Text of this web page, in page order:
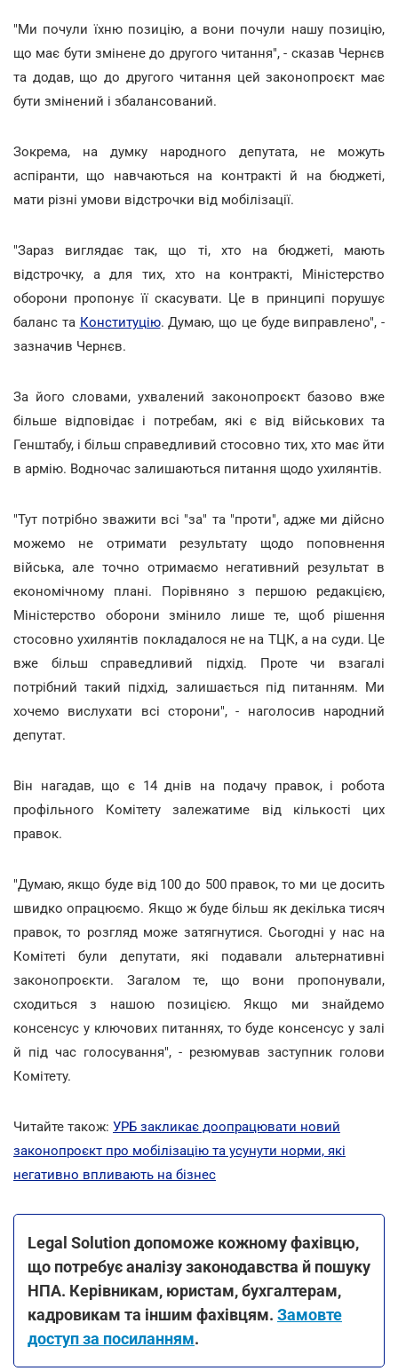
"Ми почули їхню позицію, а вони почули нашу позицію,
що має бути змінене до другого читання", - сказав Чернєв
та додав, що до другого читання цей законопроєкт має
бути змінений і збалансований.
Зокрема, на думку народного депутата, не можуть
аспіранти, що навчаються на контракті й на бюджеті,
мати різні умови відстрочки від мобілізації.
"Зараз виглядає так, що ті, хто на бюджеті, мають
відстрочку, а для тих, хто на контракті, Міністерство
оборони пропонує її скасувати. Це в принципі порушує
баланс та Конституцію. Думаю, що це буде виправлено", -
зазначив Чернєв.
За його словами, ухвалений законопроєкт базово вже
більше відповідає і потребам, які є від військових та
Генштабу, і більш справедливий стосовно тих, хто має йти
в армію. Водночас залишаються питання щодо ухилянтів.
"Тут потрібно зважити всі "за" та "проти", адже ми дійсно
можемо не отримати результату щодо поповнення
війська, але точно отримаємо негативний результат в
економічному плані. Порівняно з першою редакцією,
Міністерство оборони змінило лише те, щоб рішення
стосовно ухилянтів покладалося не на ТЦК, а на суди. Це
вже більш справедливий підхід. Проте чи взагалі
потрібний такий підхід, залишається під питанням. Ми
хочемо вислухати всі сторони", - наголосив народний
депутат.
Він нагадав, що є 14 днів на подачу правок, і робота
профільного Комітету залежатиме від кількості цих
правок.
"Думаю, якщо буде від 100 до 500 правок, то ми це досить
швидко опрацюємо. Якщо ж буде більш як декілька тисяч
правок, то розгляд може затягнутися. Сьогодні у нас на
Комітеті були депутати, які подавали альтернативні
законопроєкти. Загалом те, що вони пропонували,
сходиться з нашою позицією. Якщо ми знайдемо
консенсус у ключових питаннях, то буде консенсус у залі
й під час голосування", - резюмував заступник голови
Комітету.
Читайте також: УРБ закликає доопрацювати новий
законопроєкт про мобілізацію та усунути норми, які
негативно впливають на бізнес
Legal Solution допоможе кожному фахівцю,
що потребує аналізу законодавства й пошуку
НПА. Керівникам, юристам, бухгалтерам,
кадровикам та іншим фахівцям. Замовте
доступ за посиланням.